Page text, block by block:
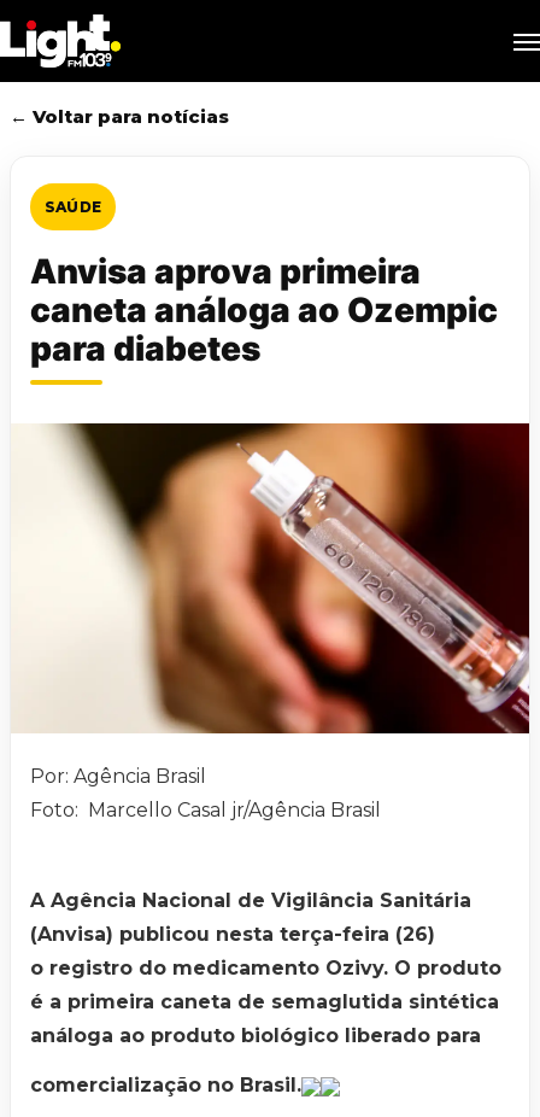
to
main
content
← Voltar para notícias
SAÚDE
Anvisa aprova primeira
caneta análoga ao Ozempic
para diabetes
Por: Agência Brasil
Foto: Marcello Casal jr/Agência Brasil
A Agência Nacional de Vigilância Sanitária
(Anvisa) publicou nesta terça-feira (26)
o registro do medicamento Ozivy. O produto
é a primeira caneta de semaglutida sintética
análoga ao produto biológico liberado para
comercialização no Brasil.